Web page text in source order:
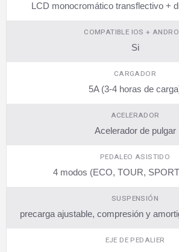
LCD monocromático transflectivo +
COMPATIBLE IOS +
Si
CARGADOR
5A (3-4 horas de
ACELERADOR
Acelerador de pulgar
PEDALEO ASISTIDO
4 modos (ECO, TOUR,
SUSPENSIÓN
precarga ajustable, compresión y
EJE DE PEDALIER